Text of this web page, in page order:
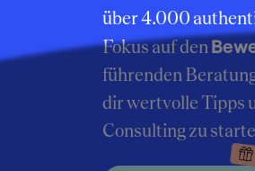
über 4.000
Fokus auf den
führenden
dir wertvolle Tipps
Consulting zu